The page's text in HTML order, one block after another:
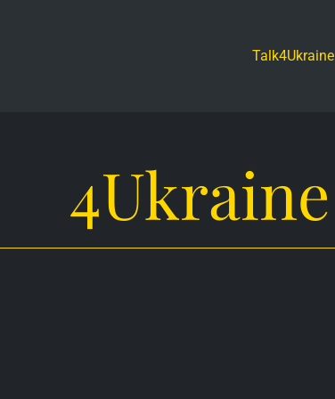
Talk4Ukraine
4Ukraine